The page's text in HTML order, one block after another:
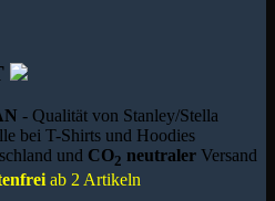
- Qualität von Stanley/Stella
bei T-Shirts und Hoodies
und CO2 neutraler Versand
ab 2 Artikeln